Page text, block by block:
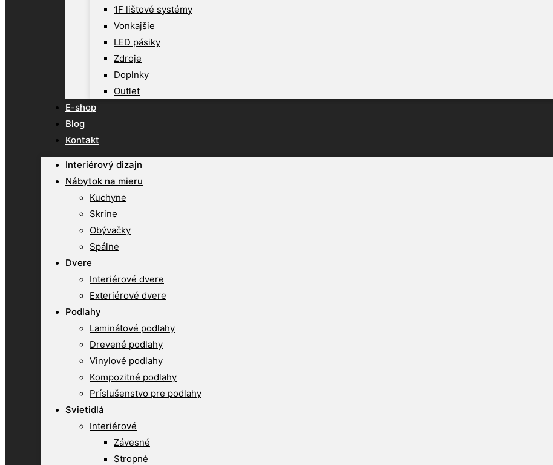
1F lištové systémy
Vonkajšie
LED pásiky
Zdroje
Doplnky
Outlet
E-shop
Blog
Kontakt
Interiérový dizajn
Nábytok na mieru
Kuchyne
Skrine
Obývačky
Spálne
Dvere
Interiérové dvere
Exteriérové dvere
Podlahy
Laminátové podlahy
Drevené podlahy
Vinylové podlahy
Kompozitné podlahy
Príslušenstvo pre podlahy
Svietidlá
Interiérové
Závesné
Stropné